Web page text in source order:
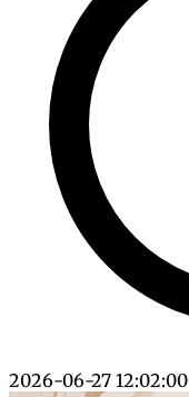
2026-06-27 12:02:00